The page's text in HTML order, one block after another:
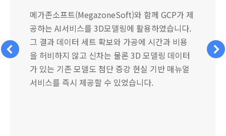
메가존소프트(MegazoneSoft)와 함께 GCP가 제
공하는 AI서비스를 3D모델링에 활용하였습니다.
그 결과 데이터 세트 확보와 가공에 시간과 비용
을 허비하지 않고 신차는 물론 3D 모델링 데이터
가 있는 기존 모델도 첨단 증강 현실 기반 매뉴얼
서비스를 즉시 제공할 수 있었습니다.